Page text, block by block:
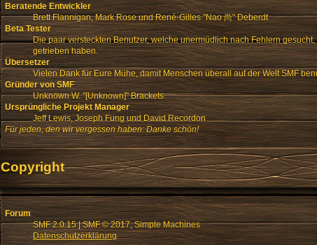
Beratende Entwickler
Brett Flannigan, Mark Rose und René-Gilles "Nao 尚" Deberdt
Beta Tester
Die paar versteckten Benutzer, welche unermüdlich nach Fehlern
getrieben haben.
Übersetzer
Vielen Dank für Eure Mühe, damit Menschen überall auf der Welt SMF
Gründer von SMF
Unknown W. "[Unknown]" Brackets
Ursprüngliche Projekt Manager
Jeff Lewis, Joseph Fung und David Recordon
Für jeden, den wir vergessen haben: Danke schön!
Copyright
Forum
SMF 2.0.15|SMF © 2017,Simple Machines
Datenschutzerklärung